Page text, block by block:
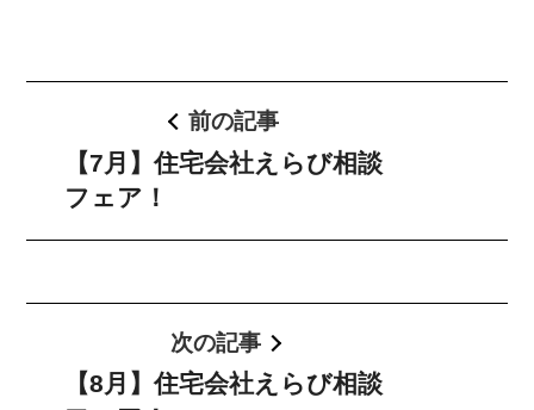
前の記事
【7月】住宅会社えらび相談
フェア！
次の記事
【8月】住宅会社えらび相談